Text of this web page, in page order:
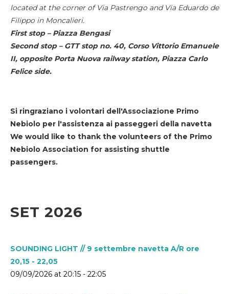
located at the corner of Via Pastrengo and Via Eduardo de
Filippo in Moncalieri.
First stop – Piazza Bengasi
Second stop – GTT stop no. 40, Corso Vittorio Emanuele
II, opposite Porta Nuova railway station, Piazza Carlo
Felice side.
Si ringraziano i volontari dell'Associazione Primo
Nebiolo per l'assistenza ai passeggeri della navetta
We would like to thank the volunteers of the Primo
Nebiolo Association for assisting shuttle
passengers.
SET 2026
SOUNDING LIGHT // 9 settembre navetta A/R ore
20,15 - 22,05
09/09/2026 at 20:15 - 22:05